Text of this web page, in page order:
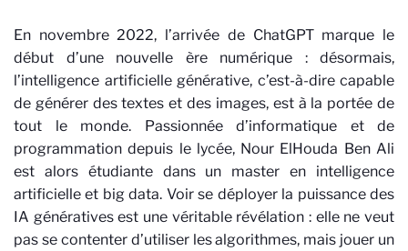
En novembre 2022, l’arrivée de ChatGPT marque le
début d’une nouvelle ère numérique : désormais,
l’intelligence artificielle générative, c’est-à-dire capable
de générer des textes et des images, est à la portée de
tout le monde. Passionnée d’informatique et de
programmation depuis le lycée, Nour ElHouda Ben Ali
est alors étudiante dans un master en intelligence
artificielle et big data. Voir se déployer la puissance des
IA génératives est une véritable révélation : elle ne veut
pas se contenter d’utiliser les algorithmes, mais jouer un